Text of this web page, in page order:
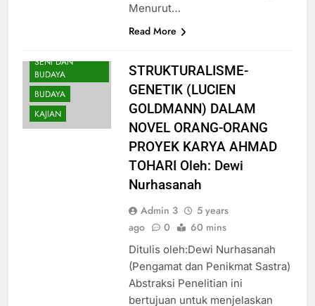
Menurut…
Read More
SENI DAN
BUDAYA
BUDAYA
KAJIAN
STRUKTURALISME-
GENETIK (LUCIEN
GOLDMANN) DALAM
NOVEL ORANG-ORANG
PROYEK KARYA AHMAD
TOHARI Oleh: Dewi
Nurhasanah
Admin 3
5 years
ago
0 60 mins
Ditulis oleh:Dewi Nurhasanah
(Pengamat dan Penikmat Sastra)
Abstraksi Penelitian ini
bertujuan untuk menjelaskan